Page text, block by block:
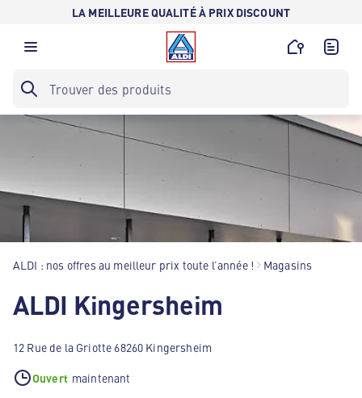
LA MEILLEURE QUALITÉ À PRIX DISCOUNT
ALDI : nos offres au meilleur prix toute l’année ! Magasins
ALDI Kingersheim
12 Rue de la Griotte 68260 Kingersheim
Ouvert maintenant